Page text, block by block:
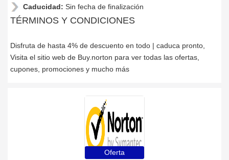
Caducidad: Sin fecha de finalización
TÉRMINOS Y CONDICIONES
Disfruta de hasta 4% de descuento en todo | caduca pronto,
Visita el sitio web de Buy.norton para ver todas las ofertas,
cupones, promociones y mucho más
Oferta